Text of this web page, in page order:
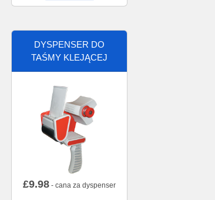
DYSPENSER DO
TAŚMY KLEJĄCEJ
£9.98 - cana za dyspenser